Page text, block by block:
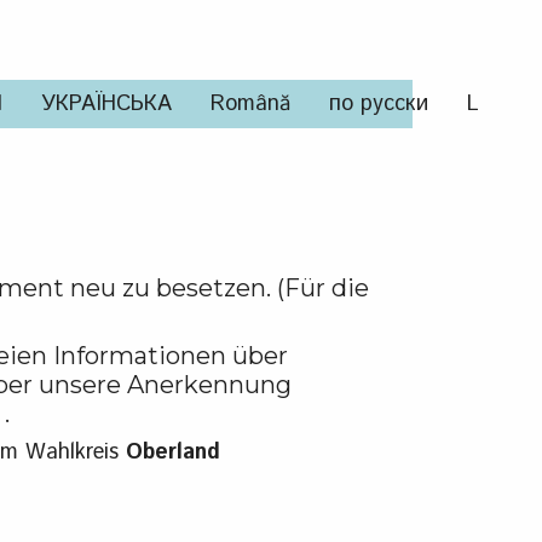
УКРАЇНСЬКА Română по русски L
neu zu besetzen. (Für die
Informationen über
unsere Anerkennung
Wahlkreis Oberland